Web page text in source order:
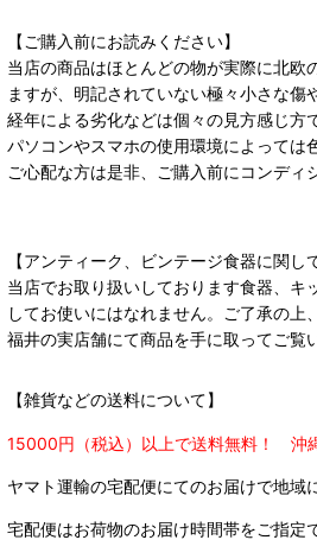
【ご購入前にお読みください】
当店の商品はほとんどの物が実際に北
ますが、明記されていない極々小さな傷
経年による劣化などは個々の見方感じ方
パソコンやスマホの使用環境によっては
ご心配な方は是非、ご購入前にコンディ
【アンティーク、ビンテージ食器に関し
当店でお取り扱いしております食器、キ
してお使いにはなれません。ご了承の上
福井の実店舗にて商品を手に取ってご覧
【雑貨などの送料について】
15000円（税込）以上で送料無料！ 沖
ヤマト運輸の宅配便にてのお届けで地域
宅配便はお荷物のお届け時間帯をご指定